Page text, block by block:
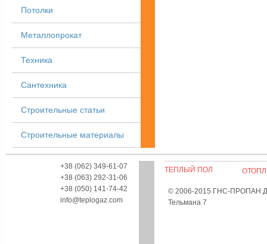
Потолки
Металлопрокат
Техника
Сантехника
Строительные статьи
Строительные материалы
+38 (062) 349-61-07
+38 (063) 292-31-06
+38 (050) 141-74-42
info@teplogaz.com
ТЕПЛЫЙ ПОЛ
© 2006-2015 ГНС-ПРОПАН
Тельмана 7